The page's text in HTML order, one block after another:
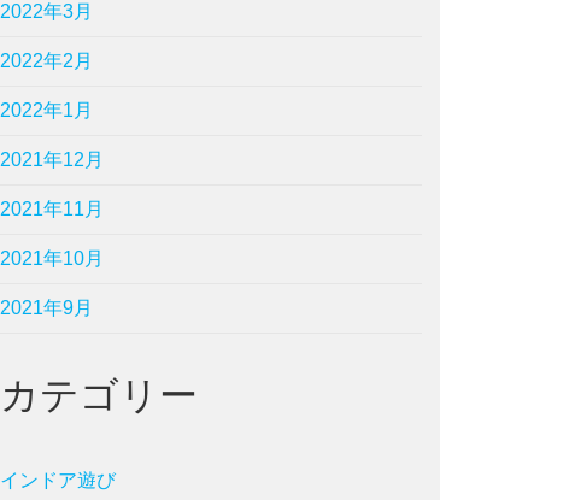
2022年3月
2022年2月
2022年1月
2021年12月
2021年11月
2021年10月
2021年9月
カテゴリー
インドア遊び